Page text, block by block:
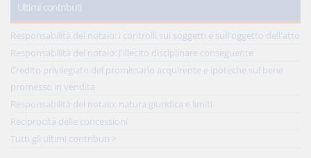
Ultimi contributi
Responsabilità del notaio: i controlli sui soggetti e sull'oggetto dell'atto
Responsabilità del notaio: l'illecito disciplinare conseguente
Credito privilegiato del promissario acquirente e ipoteche sul bene
promesso in vendita
Responsabilità del notaio: natura giuridica e limiti
Reciprocità delle concessioni
Tutti gli ultimi contributi >